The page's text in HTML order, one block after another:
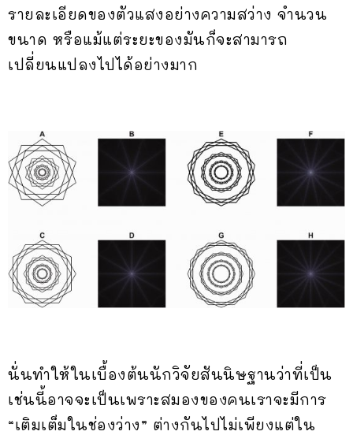
รายละเอียดของตัวแสงอย่างความสว่าง จำนวน
ขนาด หรือแม้แต่ระยะของมันก็จะสามารถ
เปลี่ยนแปลงไปได้อย่างมาก
นั่นทำให้ในเบื้องต้นนักวิจัยสันนิษฐานว่าที่เป็น
เช่นนี้อาจจะเป็นเพราะสมองของคนเราจะมีการ
“เติมเต็มในช่องว่าง” ต่างกันไปไม่เพียงแต่ใน